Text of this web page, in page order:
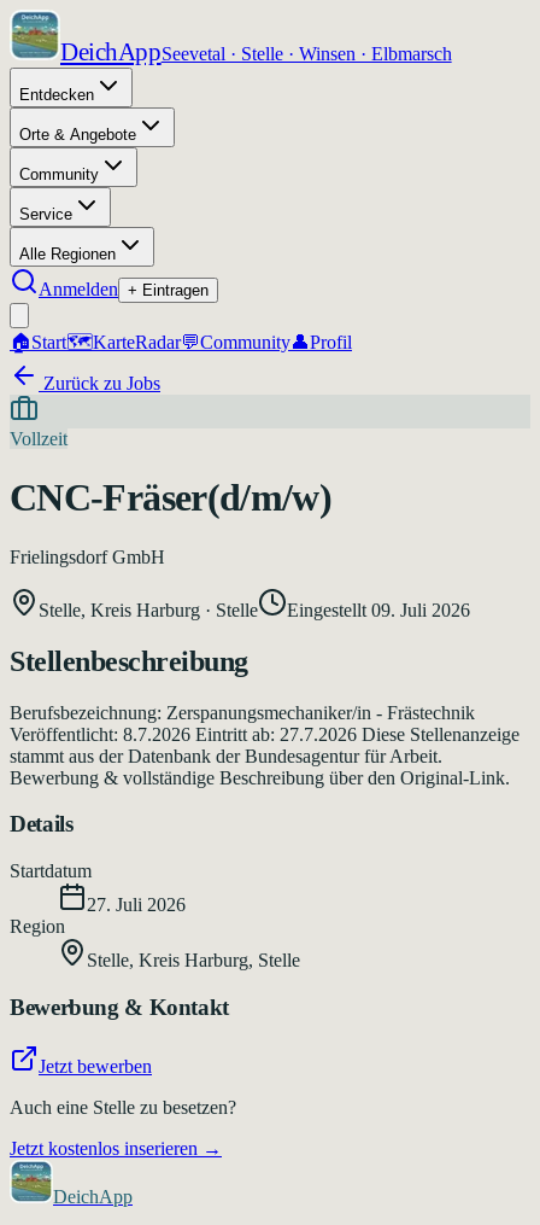
DeichAppSeevetal · Stelle · Winsen · Elbmarsch
Entdecken
Orte & Angebote
Community
Service
Alle Regionen
Anmelden + Eintragen
🏠Start🗺️KarteRadar💬Community👤Profil
Zurück zu Jobs
Vollzeit
CNC-Fräser(d/m/w)
Frielingsdorf GmbH
Stelle, Kreis Harburg · Stelle Eingestellt 09. Juli 2026
Stellenbeschreibung
Berufsbezeichnung: Zerspanungsmechaniker/in - Frästechnik
Veröffentlicht: 8.7.2026 Eintritt ab: 27.7.2026 Diese Stellenanzeige
stammt aus der Datenbank der Bundesagentur für Arbeit.
Bewerbung & vollständige Beschreibung über den Original-Link.
Details
Startdatum
27. Juli 2026
Region
Stelle, Kreis Harburg, Stelle
Bewerbung & Kontakt
Jetzt bewerben
Auch eine Stelle zu besetzen?
Jetzt kostenlos inserieren →
DeichApp